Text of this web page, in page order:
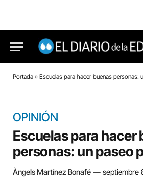
Portada » Escuelas para hacer buenas personas:
OPINIÓN
Escuelas para hacer
personas: un paseo
Àngels Martínez Bonafé
septiembre